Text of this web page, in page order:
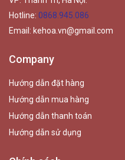
Hotline: 0868.945.086
Email: kehoa.vn@gmail.com
Company
Hướng dẫn đặt hàng
Hướng dẫn mua hàng
Hướng dẫn thanh toán
Hướng dẫn sử dụng